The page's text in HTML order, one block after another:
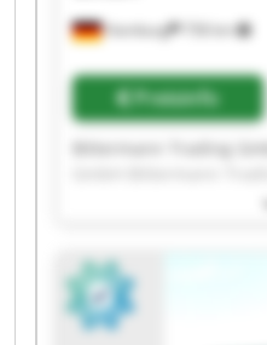
Hamburg 758 km
Preisinfo
Bittermann Trading
Trading GmbH
GmbH Bittermann
Trading GmbH
Bittermann Trading
GmbH Bittermann